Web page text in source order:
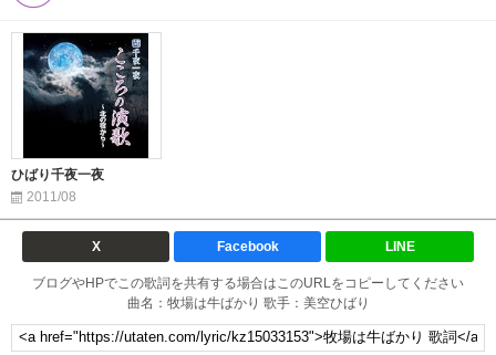
ひばり千夜一夜
2011/08
X Facebook LINE
ブログやHPでこの歌詞を共有する場合はこのURLをコピーしてください
曲名：牧場は牛ばかり 歌手：美空ひばり